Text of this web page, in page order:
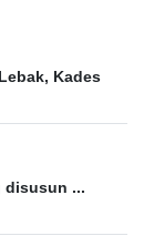
Kades
disusun ...